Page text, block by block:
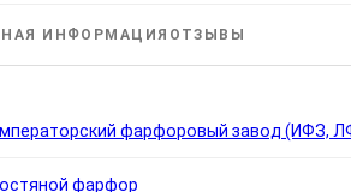
ИНФОРМАЦИЯ ОТЗЫВЫ
фарфоровый завод (ИФЗ,
фарфор